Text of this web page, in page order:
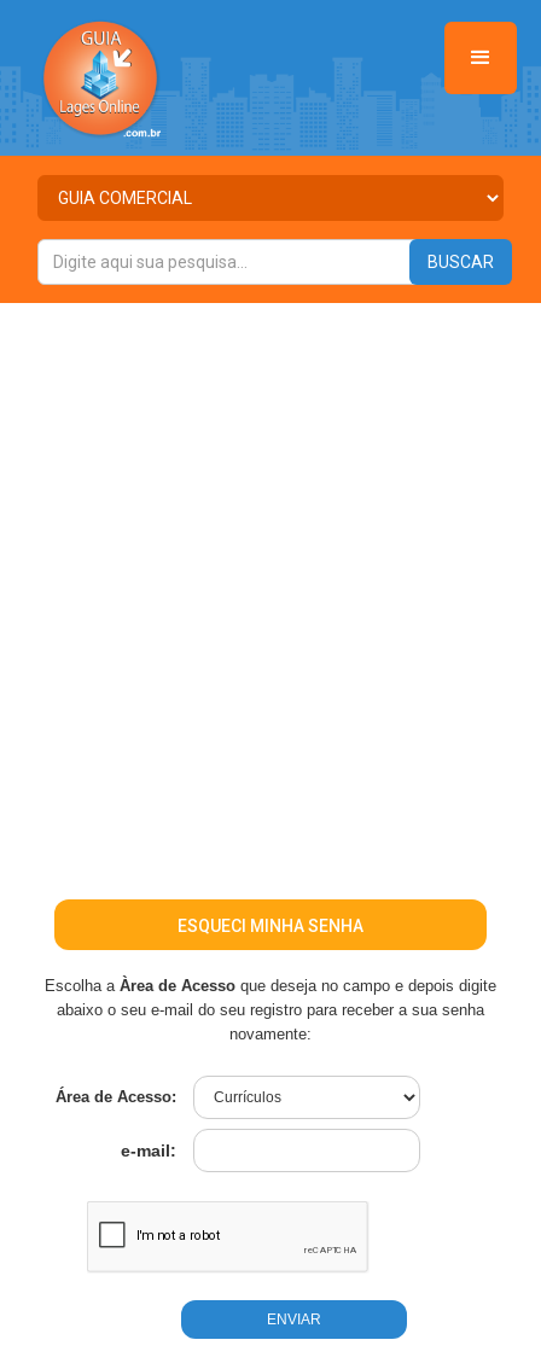
ESQUECI MINHA SENHA
Escolha a Àrea de Acessoque deseja no campo e depois digite
abaixo o seu e-mail do seu registro para receber a sua senha
novamente:
Área de Acesso:
e-mail: